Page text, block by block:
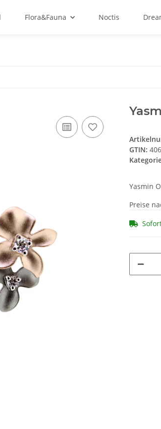
Flora&Fauna Noctis
GTIN:
Yasmin
Preise